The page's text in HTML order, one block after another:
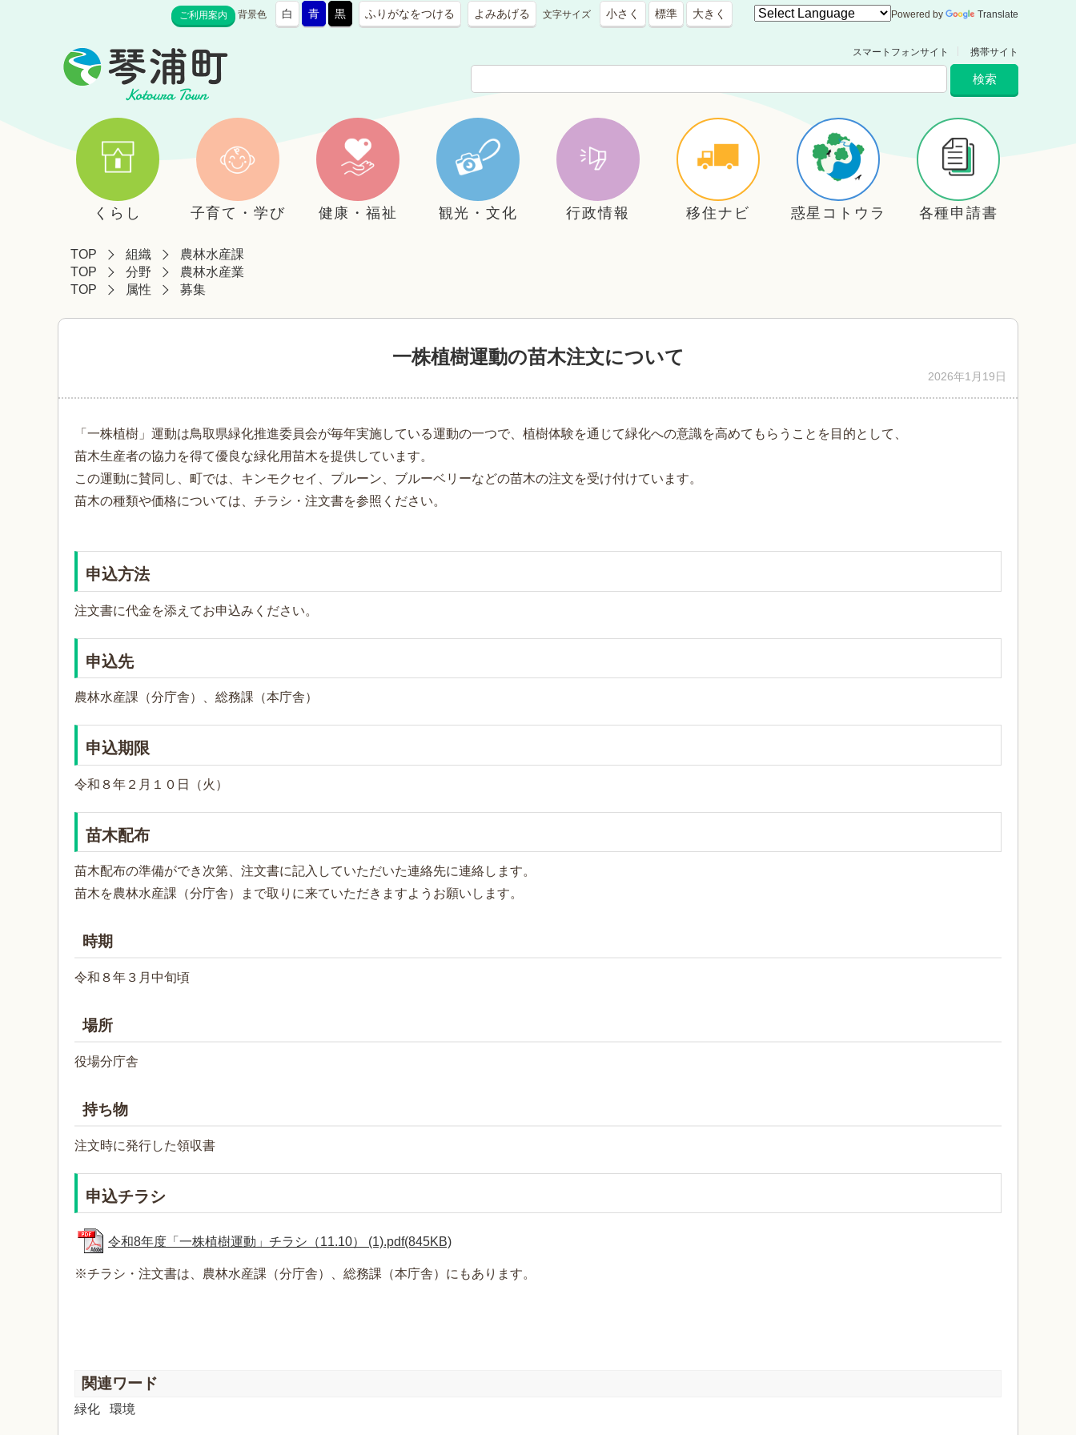
ご利用案内 背景色 白 青 黒 ふりがなをつける よみあげる 文字サイズ 小さく 標準 大きく Powered by Translate
スマートフォンサイト 携帯サイト
くらし 子育て・学び 健康・福祉 観光・文化 行政情報 移住ナビ 惑星コトウラ 各種申請書
TOP 組織
農林水産課
TOP
分野
農林水産業
TOP
属性 募集
一株植樹運動の苗木注文について
2026年1月19日
「一株植樹」運動は鳥取県緑化推進委員会が毎年実施している運動の一つで、植樹体験を通じて緑化への意識を高めてもらうことを目的として、
苗木生産者の協力を得て優良な緑化用苗木を提供しています。
この運動に賛同し、町では、キンモクセイ、プルーン、ブルーベリーなどの苗木の注文を受け付けています。
苗木の種類や価格については、チラシ・注文書を参照ください。
申込方法
注文書に代金を添えてお申込みください。
申込先
農林水産課（分庁舎）、総務課（本庁舎）
申込期限
令和８年２月１０日（火）
苗木配布
苗木配布の準備ができ次第、注文書に記入していただいた連絡先に連絡します。
苗木を農林水産課（分庁舎）まで取りに来ていただきますようお願いします。
時期
令和８年３月中旬頃
場所
役場分庁舎
持ち物
注文時に発行した領収書
申込チラシ
令和8年度「一株植樹運動」チラシ（11.10） (1).pdf(845KB)
※チラシ・注文書は、農林水産課（分庁舎）、総務課（本庁舎）にもあります。
関連ワード
緑化 環境